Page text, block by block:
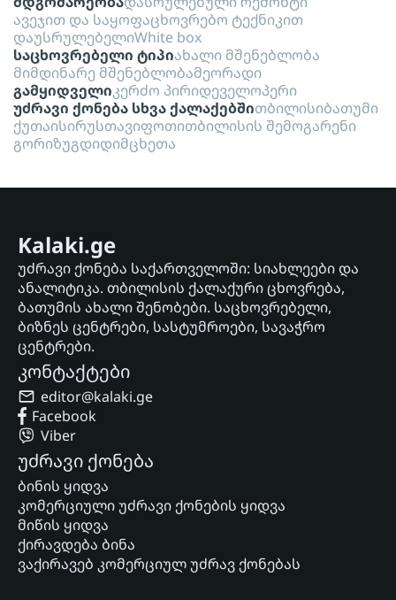
ავეჯით და საყოფაცხოვრებო ტექნიკით
დაუსრულებელიWhite box
საცხოვრებელი ტიპიახალი მშენებლობა
მიმდინარე მშენებლობამეორადი
გამყიდველიკერძო პირიდეველოპერი
უძრავი ქონება სხვა ქალაქებშითბილისიბათუმი
ქუთაისირუსთავიფოთითბილისის შემოგარენი
გორიზუგდიდიმცხეთა
Kalaki.ge
უძრავი ქონება საქართველოში: სიახლეები და
ანალიტიკა. თბილისის ქალაქური ცხოვრება,
ბათუმის ახალი შენობები. საცხოვრებელი,
ბიზნეს ცენტრები, სასტუმროები, სავაჭრო
ცენტრები.
კონტაქტები
editor@kalaki.ge
Facebook
Viber
უძრავი ქონება
ბინის ყიდვა
კომერციული უძრავი ქონების ყიდვა
მიწის ყიდვა
ქირავდება ბინა
ვაქირავებ კომერციულ უძრავ ქონებას